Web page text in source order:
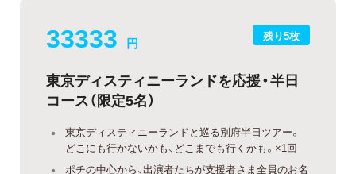
残り5枚
33333 円
東京ディスティニーランドを応援・半日
コース（限定5名）
東京ディスティニーランドと巡る別府半日ツアー。
どこにも行かないかも、どこまでも行くかも。×1回
ポチの中心から、出演者たちが支援者さま全員のお名